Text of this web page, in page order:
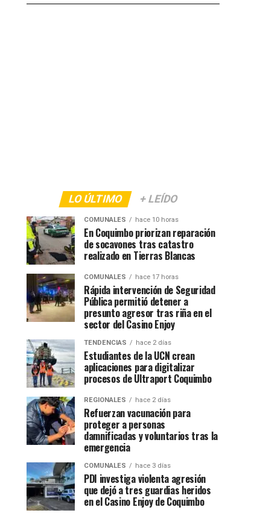
LO ÚLTIMO + LEÍDO
COMUNALES hace 10 horas
En Coquimbo priorizan reparación
de socavones tras catastro
realizado en Tierras Blancas
COMUNALES hace 17 horas
Rápida intervención de Seguridad
Pública permitió detener a
presunto agresor tras riña en el
sector del Casino Enjoy
TENDENCIAS hace 2 días
Estudiantes de la UCN crean
aplicaciones para digitalizar
procesos de Ultraport Coquimbo
REGIONALES hace 2 días
Refuerzan vacunación para
proteger a personas
damnificadas y voluntarios tras la
emergencia
COMUNALES hace 3 días
PDI investiga violenta agresión
que dejó a tres guardias heridos
en el Casino Enjoy de Coquimbo